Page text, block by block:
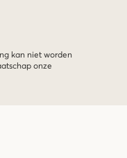
kan niet worden
onze